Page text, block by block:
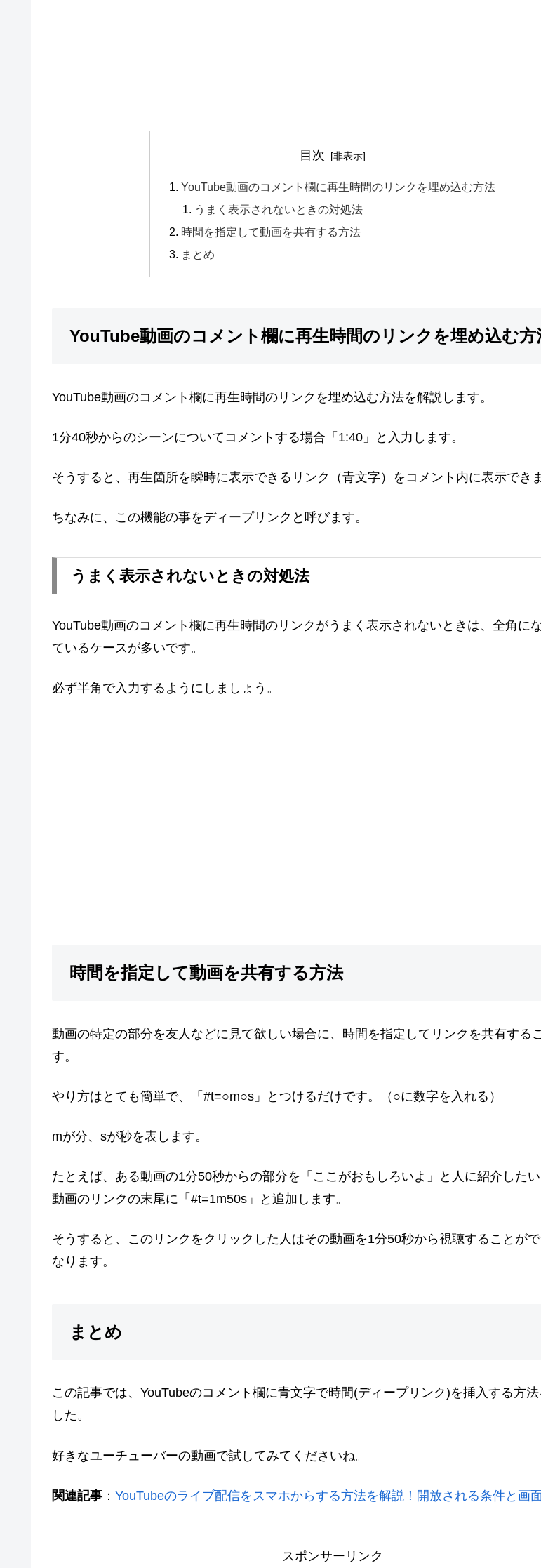
目次
YouTube動画のコメント欄に再生時間のリンクを埋め込む方法
うまく表示されないときの対処法
時間を指定して動画を共有する方法
まとめ
YouTube動画のコメント欄に再生時間のリンクを埋め込む方
YouTube動画のコメント欄に再生時間のリンクを埋め込む方法を解説します。
1分40秒からのシーンについてコメントする場合「1:40」と入力します。
そうすると、再生箇所を瞬時に表示できるリンク（青文字）をコメント内に表示できま
ちなみに、この機能の事をディープリンクと呼びます。
うまく表示されないときの対処法
YouTube動画のコメント欄に再生時間のリンクがうまく表示されないときは、全角に
ているケースが多いです。
必ず半角で入力するようにしましょう。
時間を指定して動画を共有する方法
動画の特定の部分を友人などに見て欲しい場合に、時間を指定してリンクを共有する
す。
やり方はとても簡単で、「#t=○m○s」とつけるだけです。（○に数字を入れる）
mが分、sが秒を表します。
たとえば、ある動画の1分50秒からの部分を「ここがおもしろいよ」と人に紹介したい
動画のリンクの末尾に「#t=1m50s」と追加します。
そうすると、このリンクをクリックした人はその動画を1分50秒から視聴することが
なります。
まとめ
この記事では、YouTubeのコメント欄に青文字で時間(ディープリンク)を挿入する方法
した。
好きなユーチューバーの動画で試してみてくださいね。
関連記事 ： YouTubeのライブ配信をスマホからする方法を解説！開放される条件と画
スポンサーリンク